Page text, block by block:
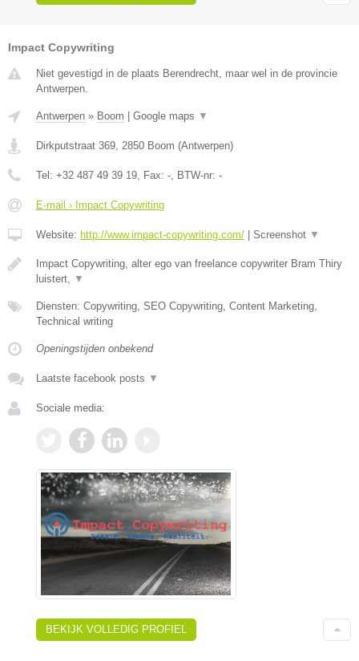
Impact Copywriting
Niet gevestigd in de plaats Berendrecht, maar wel in de provincie
Antwerpen.
Antwerpen » Boom Google maps ▼
Dirkputstraat 369 2850 Boom (Antwerpen)
Tel: +32 487 49 39 19 , Fax: - , BTW-nr: -
E-mail › Impact Copywriting
Website: http://www.impact-copywriting.com/ Screenshot ▼
Impact Copywriting, alter ego van freelance copywriter Bram Thiry
luistert,
▼
Diensten: Copywriting, SEO Copywriting, Content Marketing,
Technical writing
Openingstijden onbekend
Laatste facebook posts ▼
Sociale media:
BEKIJK VOLLEDIG PROFIEL